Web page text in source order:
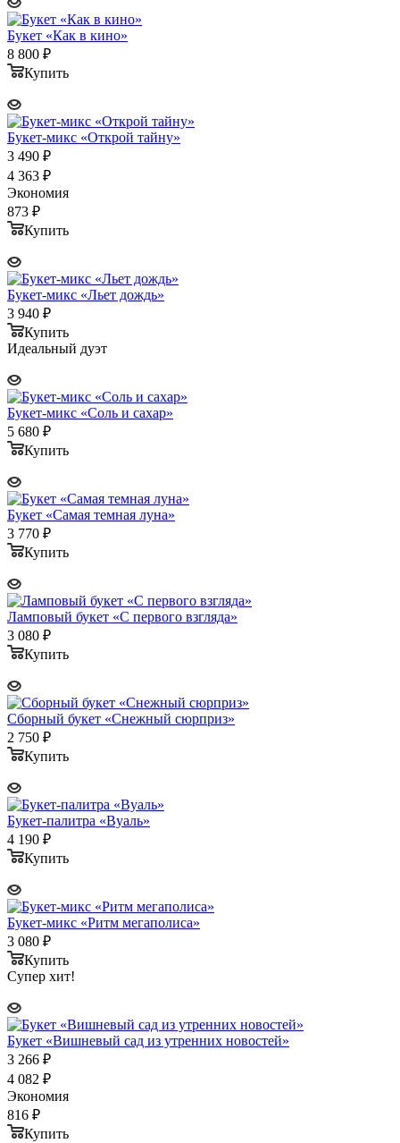
Букет «Как в кино»
8 800 ₽
Купить
Букет-микс «Открой тайну»
3 490 ₽
4 363 ₽
Экономия
873 ₽
Купить
Букет-микс «Льет дождь»
3 940 ₽
Купить
Идеальный дуэт
Букет-микс «Соль и сахар»
5 680 ₽
Купить
Букет «Самая темная луна»
3 770 ₽
Купить
Ламповый букет «С первого взгляда»
3 080 ₽
Купить
Сборный букет «Снежный сюрприз»
2 750 ₽
Купить
Букет-палитра «Вуаль»
4 190 ₽
Купить
Букет-микс «Ритм мегаполиса»
3 080 ₽
Купить
Супер хит!
Букет «Вишневый сад из утренних новостей»
3 266 ₽
4 082 ₽
Экономия
816 ₽
Купить